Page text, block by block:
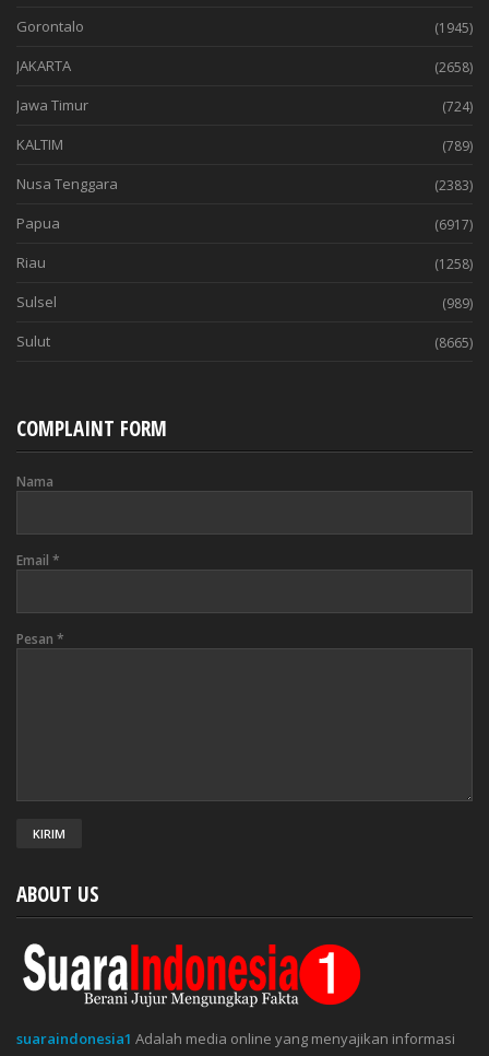
Gorontalo (1945)
JAKARTA (2658)
Jawa Timur (724)
KALTIM (789)
Nusa Tenggara (2383)
Papua (6917)
Riau (1258)
Sulsel (989)
Sulut (8665)
COMPLAINT FORM
Nama
Email *
Pesan *
ABOUT US
suaraindonesia1 Adalah media online yang menyajikan informasi